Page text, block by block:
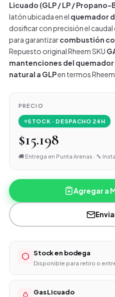
Licuado (GLP / LP / Propano-
latón ubicada en el quemador
dosificar con precisión el
para garantizarcombustión
Repuesto original Rheem SKU
mantenciones del quemador
natural a GLPen termos Rheem.
PRECIO
STOCK · DESPACHO 24H
$15.198
🚚 Entrega en Punta Arenas · 🔧
Agregar a
Stock en bodega
Disponible para retiro o
Gas Licuado